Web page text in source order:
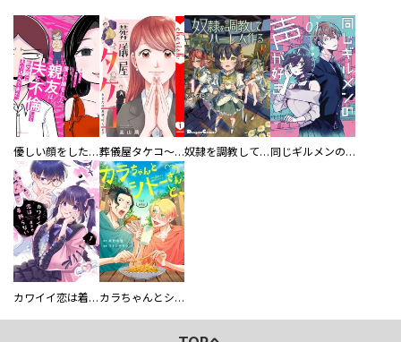
優しい顔をした親友は、夫と不倫して私の家に入り込んできた。 葬儀屋タケコ～あなたの最期、叶えます【電子単行本版】 奴隷を調教してハーレム作る 同じギルメンの声が好き
カワイイ恋は着飾らない カラちゃんとシトーさんと、 【分冊版】